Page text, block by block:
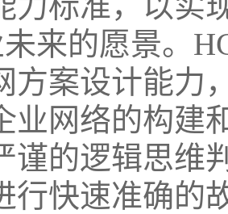
来的愿景。
方案设计能力
业网络的构建
谨的逻辑思维
行快速准确的